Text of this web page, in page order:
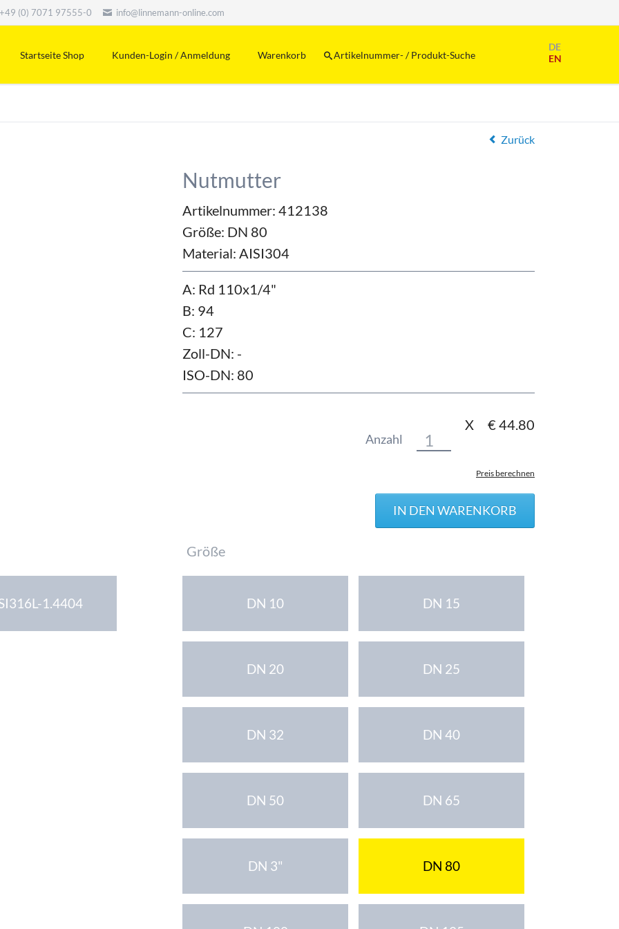
+49 (0) 7071 97555-0 info@linnemann-online.com
DE
EN
überspringen
Startseite Shop Kunden-Login / Anmeldung Warenkorb Artikelnummer- / Produkt-Suche
Zurück
Nutmutter
Artikelnummer: 412138
Größe: DN 80
Material: AISI304
A: Rd 110x1/4"
B: 94
C: 127
Zoll-DN: -
ISO-DN: 80
Anzahl
X € 44.80
Preis berechnen
1.4404
Pflichtfeld
Größe
DN 10 DN 15
DN 20 DN 25
DN 32 DN 40
DN 50 DN 65
DN 3" DN 80